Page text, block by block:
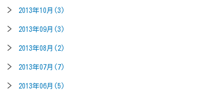
2013年10月(3)
2013年09月(3)
2013年08月(2)
2013年07月(7)
2013年06月(5)